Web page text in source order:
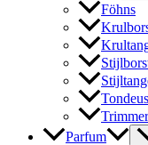
Föhns
Parfum